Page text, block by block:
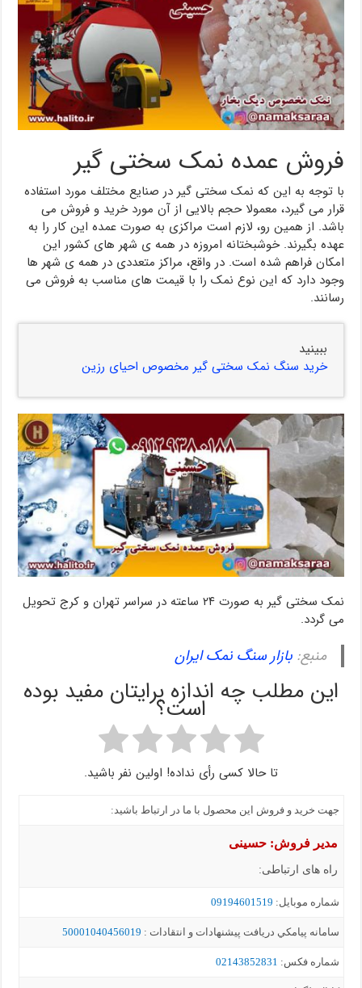
فروش عمده نمک سختی گیر
با توجه به این که نمک سختی گیر در صنایع مختلف مورد استفاده
قرار می گیرد، معمولا حجم بالایی از آن مورد خرید و فروش می
باشد. از همین رو، لازم است مراکزی به صورت عمده این کار را به
عهده بگیرند. خوشبختانه امروزه در همه ی شهر های کشور این
امکان فراهم شده است. در واقع، مراکز متعددی در همه ی شهر ها
وجود دارد که این نوع نمک را با قیمت های مناسب به فروش می
رسانند.
ببینید
خرید سنگ نمک سختی گیر مخصوص احیای رزین
نمک سختی گیر به صورت ۲۴ ساعته در سراسر تهران و کرج تحویل
می گردد.
منبع:بازار سنگ نمک ایران
این مطلب چه اندازه برایتان مفید بوده
است؟
تا حالا کسی رأی نداده! اولین نفر باشید.
جهت خرید و فروش این محصول با ما در ارتباط باشید:
مدیر فروش: حسینی
راه های ارتباطی:
شماره موبايل: 09194601519
سامانه پيامکي دریافت پیشنهادات و انتقادات : 50001040456019
شماره فکس: 02143852831